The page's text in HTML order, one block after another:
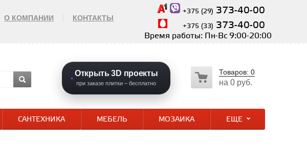
О КОМПАНИИ КОНТАКТЫ
+375 (29) 373-40-00
+375 (33) 373-40-00
Время работы: Пн-Вс 9:00-20:00
Открыть 3D проекты
при заказе плитки – бесплатно
Товаров: 0
на 0 руб.
САНТЕХНИКА МЕБЕЛЬ МОЗАИКА ЕЩЕ